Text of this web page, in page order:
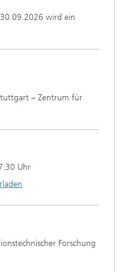
wird ein
– Zentrum für
Uhr
Forschung